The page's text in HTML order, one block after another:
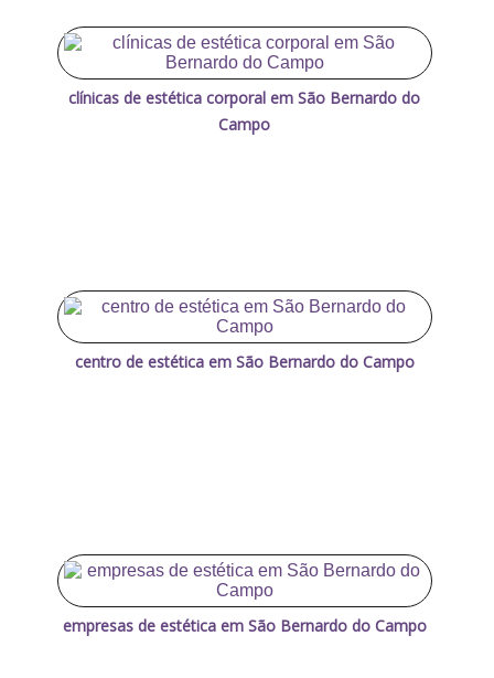
clínicas de estética corporal em São Bernardo do
Campo
centro de estética em São Bernardo do Campo
empresas de estética em São Bernardo do Campo